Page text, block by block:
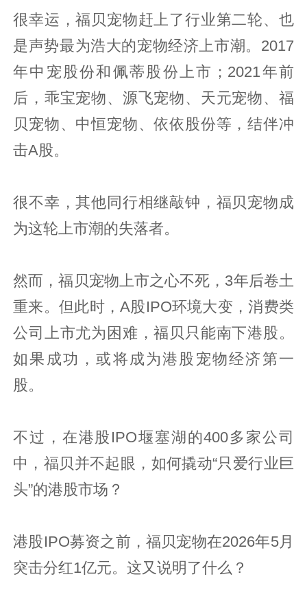
很幸运，福贝宠物赶上了行业第二轮、也
是声势最为浩大的宠物经济上市潮。2017
年中宠股份和佩蒂股份上市；2021年前
后，乖宝宠物、源飞宠物、天元宠物、福
贝宠物、中恒宠物、依依股份等，结伴冲
击A股。
很不幸，其他同行相继敲钟，福贝宠物成
为这轮上市潮的失落者。
然而，福贝宠物上市之心不死，3年后卷土
重来。但此时，A股IPO环境大变，消费类
公司上市尤为困难，福贝只能南下港股。
如果成功，或将成为港股宠物经济第一
股。
不过，在港股IPO堰塞湖的400多家公司
中，福贝并不起眼，如何撬动“只爱行业巨
头”的港股市场？
港股IPO募资之前，福贝宠物在2026年5月
突击分红1亿元。这又说明了什么？